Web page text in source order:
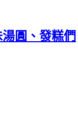
圓、發糕們